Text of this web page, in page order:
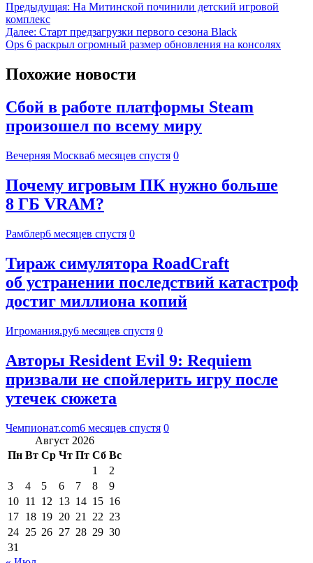
Предыдущая: На Митинской починили детский игровой
комплекс
Далее: Старт предзагрузки первого сезона Black
Ops 6 раскрыл огромный размер обновления на консолях
Похожие новости
Сбой в работе платформы Steam
произошел по всему миру
Вечерняя Москва6 месяцев спустя 0
Почему игровым ПК нужно больше
8 ГБ VRAM?
Рамблер6 месяцев спустя 0
Тираж симулятора RoadCraft
об устранении последствий катастроф
достиг миллиона копий
Игромания.ру6 месяцев спустя 0
Авторы Resident Evil 9: Requiem
призвали не спойлерить игру после
утечек сюжета
Чемпионат.com6 месяцев спустя 0
Август 2026
Пн Вт Ср Чт Пт Сб Вс
1
2
3
4 5 6 7 8
9
10 11 12 13 14 15 16
17 18 19 20 21 22 23
24 25 26 27 28 29 30
31